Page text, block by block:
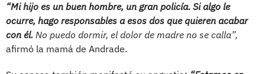
“Mi hijo es un buen hombre, un gran policía. Si algo le
ocurre, hago responsables a esos dos que quieren acabar
con él. No puedo dormir, el dolor de madre no se calla”,
afirmó la mamá de Andrade.